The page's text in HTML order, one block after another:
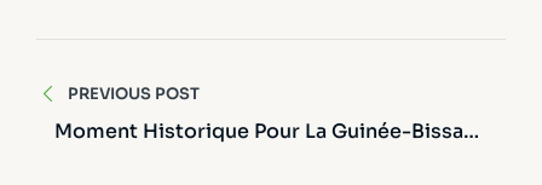
PREVIOUS POST
Moment Historique Pour La Guinée-Bissau